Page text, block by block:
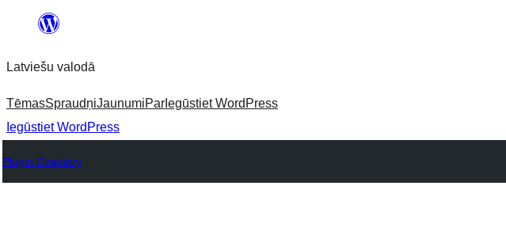
Pāriet
saturu
Latviešu valodā
TēmasSpraudņiJaunumiPar Iegūstiet WordPress
Iegūstiet WordPress
Plugin Directory